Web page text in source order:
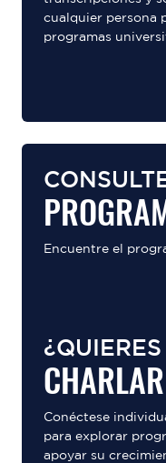
cualquier persona
programas
Encuentre el
¿QUIERES
Conéctese
para explorar
apoyar su